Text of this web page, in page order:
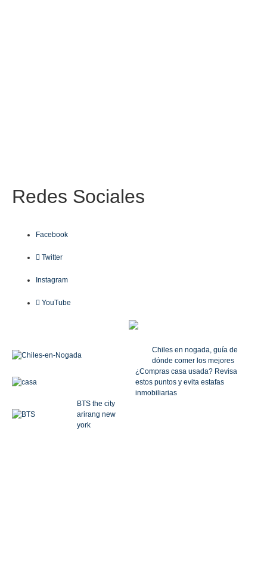
Redes Sociales
Facebook
Twitter
Instagram
YouTube
Chiles en nogada, guía de
dónde comer los mejores
¿Compras casa usada? Revisa
estos puntos y evita estafas
inmobiliarias
BTS the city
arirang new
york